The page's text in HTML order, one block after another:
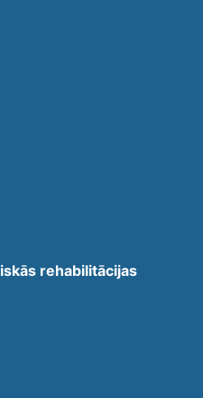
rehabilitācijas